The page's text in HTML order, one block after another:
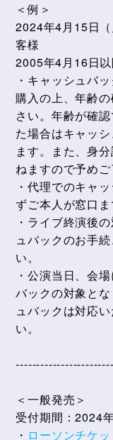
＜例＞
2024年4月15日
客様
2005年4月16日
・キャッシュバ
購入の上、年齢
さい。年齢が確
た場合はキャッ
ます。また、身
ねますので予めご
・代理でのキャ
ずご本人が窓口ま
・ライブ終演後
ュバックのお手
い。
・公演当日、会
バックの対象と
ュバックは対応
い。
＜一般発売＞
受付期間：2024
・ ローソンチケッ